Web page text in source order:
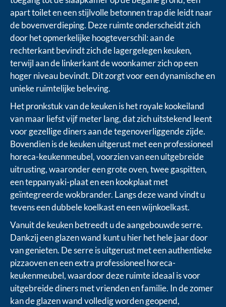
apart toilet en een stijlvolle betonnen trap die leidt naar
de bovenverdieping. Deze ruimte onderscheidt zich
door het opmerkelijke hoogteverschil: aan de
rechterkant bevindt zich de lagergelegen keuken,
terwijl aan de linkerkant de woonkamer zich op een
hoger niveau bevindt. Dit zorgt voor een dynamische en
unieke ruimtelijke beleving.
Het pronkstuk van de keuken is het royale kookeiland
van maar liefst vijf meter lang, dat zich uitstekend leent
voor gezellige diners aan de tegenoverliggende zijde.
Bovendien is de keuken uitgerust met een professioneel
horeca-keukenmeubel, voorzien van een uitgebreide
uitrusting, waaronder een grote oven, twee gaspitten,
een teppanyaki-plaat en een kookplaat met
geïntegreerde wokbrander. Langs deze wand vindt u
tevens een dubbele koelkast en een wijnkoelkast.
Vanuit de keuken betreedt u de aangebouwde serre.
Dankzij een glazen wand kunt u hier het hele jaar door
van genieten. De serre is uitgerust met een authentieke
pizzaoven en een extra professioneel horeca-
keukenmeubel, waardoor deze ruimte ideaal is voor
uitgebreide diners met vrienden en familie. In de zomer
kan de glazen wand volledig worden geopend,